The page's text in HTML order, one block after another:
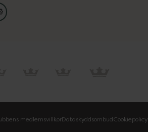
medlemsvillkorDataskyddsombudCookiepolicy